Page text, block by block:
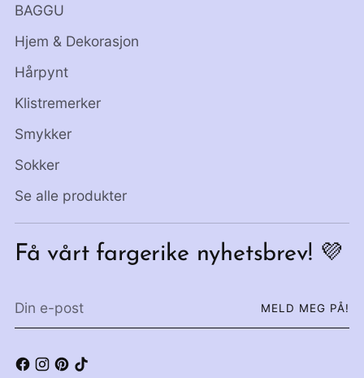
BAGGU
Hjem & Dekorasjon
Hårpynt
Klistremerker
Smykker
Sokker
Se alle produkter
Få vårt fargerike nyhetsbrev! 💜
e-
MELD MEG PÅ!